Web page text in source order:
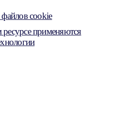
cookie
применяются